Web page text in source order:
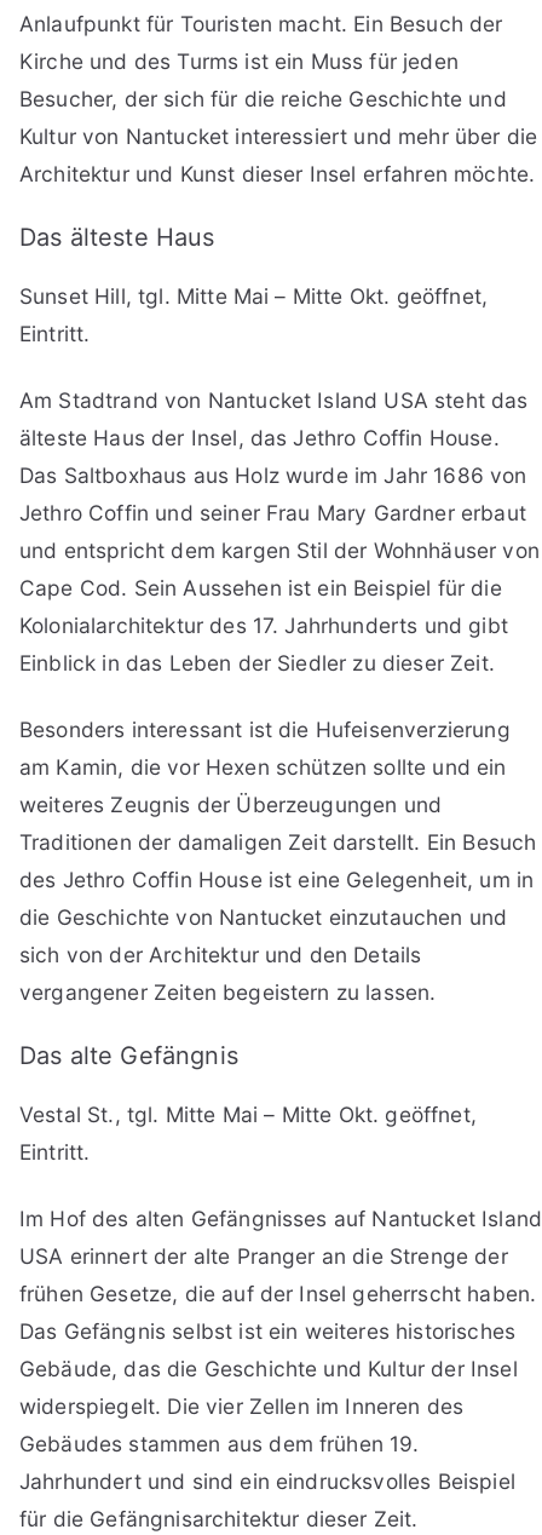
Anlaufpunkt für Touristen macht. Ein Besuch der
Kirche und des Turms ist ein Muss für jeden
Besucher, der sich für die reiche Geschichte und
Kultur von Nantucket interessiert und mehr über die
Architektur und Kunst dieser Insel erfahren möchte.
Das älteste Haus
Sunset Hill, tgl. Mitte Mai – Mitte Okt. geöffnet,
Eintritt.
Am Stadtrand von Nantucket Island USA steht das
älteste Haus der Insel, das Jethro Coffin House.
Das Saltboxhaus aus Holz wurde im Jahr 1686 von
Jethro Coffin und seiner Frau Mary Gardner erbaut
und entspricht dem kargen Stil der Wohnhäuser von
Cape Cod. Sein Aussehen ist ein Beispiel für die
Kolonialarchitektur des 17. Jahrhunderts und gibt
Einblick in das Leben der Siedler zu dieser Zeit.
Besonders interessant ist die Hufeisenverzierung
am Kamin, die vor Hexen schützen sollte und ein
weiteres Zeugnis der Überzeugungen und
Traditionen der damaligen Zeit darstellt. Ein Besuch
des Jethro Coffin House ist eine Gelegenheit, um in
die Geschichte von Nantucket einzutauchen und
sich von der Architektur und den Details
vergangener Zeiten begeistern zu lassen.
Das alte Gefängnis
Vestal St., tgl. Mitte Mai – Mitte Okt. geöffnet,
Eintritt.
Im Hof des alten Gefängnisses auf Nantucket Island
USA erinnert der alte Pranger an die Strenge der
frühen Gesetze, die auf der Insel geherrscht haben.
Das Gefängnis selbst ist ein weiteres historisches
Gebäude, das die Geschichte und Kultur der Insel
widerspiegelt. Die vier Zellen im Inneren des
Gebäudes stammen aus dem frühen 19.
Jahrhundert und sind ein eindrucksvolles Beispiel
für die Gefängnisarchitektur dieser Zeit.